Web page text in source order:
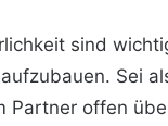
sind
Sei
Partner offen